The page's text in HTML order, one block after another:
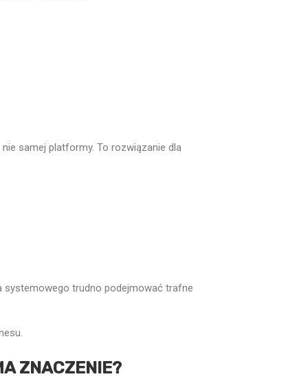
samej platformy. To rozwiązanie dla
systemowego trudno podejmować trafne
ZNACZENIE?